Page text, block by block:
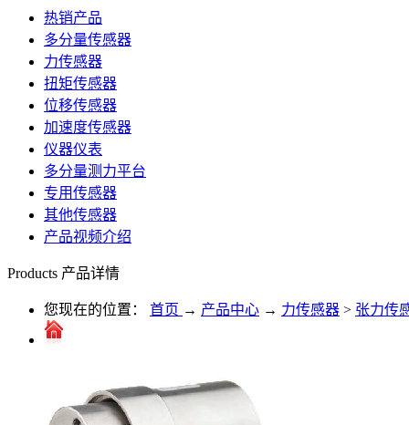
热销产品
多分量传感器
力传感器
扭矩传感器
位移传感器
加速度传感器
仪器仪表
多分量测力平台
专用传感器
其他传感器
产品视频介绍
Products 产品详情
您现在的位置： 首页 → 产品中心 → 力传感器 > 张力传